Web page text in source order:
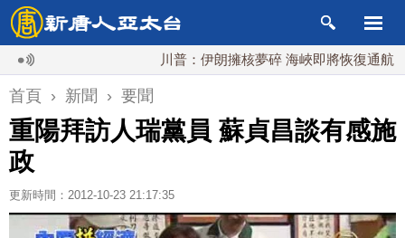
川普：伊朗擁核夢碎 海峽即將恢復通航
首頁 › 新聞 › 要聞
重陽拜訪人瑞黨員 蘇貞昌談有感施
政
更新時間：2012-10-23 21:17:35